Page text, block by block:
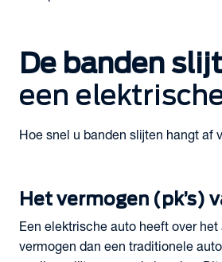
De banden
een
Hoe snel u banden slijten hangt af
Het vermogen (pk’s)
Een elektrische auto heeft over
vermogen dan een traditionele